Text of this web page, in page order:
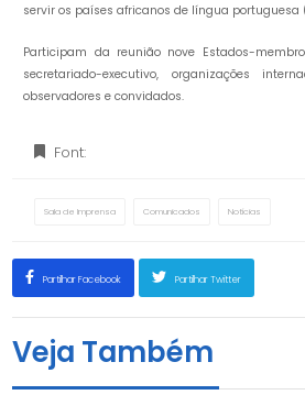
servir os países africanos de língua portuguesa
Participam da reunião nove Estados-
secretariado-executivo, organizações
observadores e convidados.
Font:
Sala de Imprensa Comunicados Notícias
Partilhar Facebook Partilhar Twitter
Veja Também